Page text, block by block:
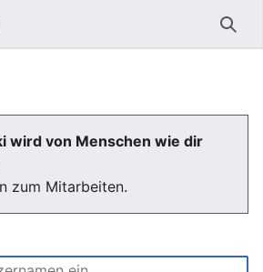
wird von Menschen wie dir
zum Mitarbeiten.